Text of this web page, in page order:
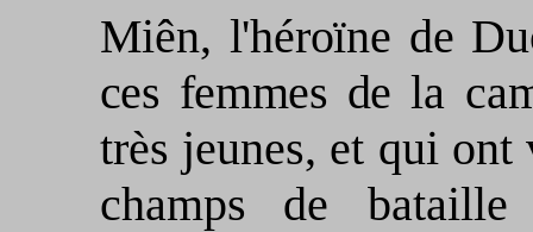
Miên, l'héroïne de
ces femmes dela
très jeunes, et qui ont
champs de